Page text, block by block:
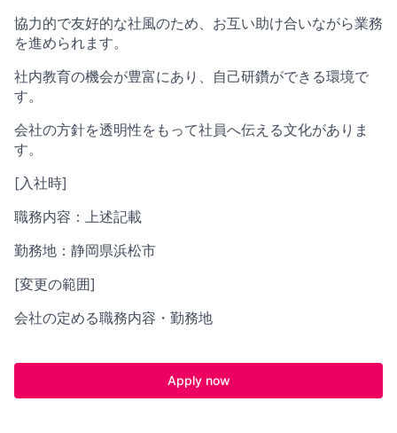
協力的で友好的な社風のため、お互い助け合いながら業務
を進められます。
社内教育の機会が豊富にあり、自己研鑽ができる環境で
す。
会社の方針を透明性をもって社員へ伝える文化がありま
す。
[入社時]
職務内容：上述記載
勤務地：静岡県浜松市
[変更の範囲]
会社の定める職務内容・勤務地
Apply now